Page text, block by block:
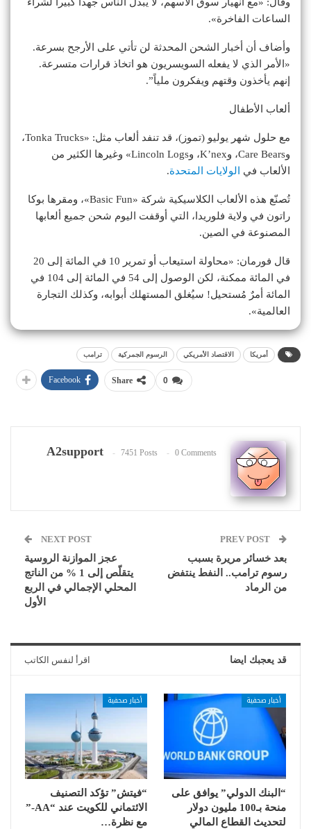
الساعات الفاخرة».
وأضاف أن أخبار الشحن المحدثة لن تأتي على الأرجح بسرعة.
«الأمر الذي لا يفعله السويسريون هو اتخاذ قرارات متسرعة.
إنهم يأخذون وقتهم ويفكرون ملياً”.
ألعاب الأطفال
مع حلول شهر يوليو (تموز)، قد تنفد ألعاب مثل: «Tonka Trucks،
وCare Bears، وK’nex، وLincoln Logs» وغيرها الكثير من
الألعاب في
الولايات المتحدة.
تُصنّع هذه الألعاب الكلاسيكية شركة «Basic Fun»، ومقرها بوكا
راتون في ولاية فلوريدا، التي أوقفت اليوم شحن جميع ألعابها
المصنوعة في الصين.
قال فورمان: «محاولة استيعاب أو تمرير 10 في المائة إلى 20
في المائة ممكنة، لكن الوصول إلى 54 في المائة إلى 104 في
المائة أمرٌ مُستحيل! سيُغلق المستهلك أبوابه، وكذلك التجارة
العالمية».
أمريكا الاقتصاد الأمريكي الرسوم الجمركية ترامب
0
Share
Facebook
A2support 7451 Posts 0 Comments
بعد خسائر مريرة بسبب
رسوم ترامب.. النفط ينتفض
من الرماد
NEXT POST
عجز الموازنة الروسية
يتقلّص إلى 1 % من الناتج
المحلي الإجمالي في الربع
الأول
قد يعجبك ايضا اقرأ لنفس الكاتب
أخبار صحفية
“البنك الدولي” يوافق على
منحة بـ100 مليون دولار
لتحديث القطاع المالي
أخبار صحفية
“فيتش” تؤكد التصنيف
الائتماني للكويت عند “AA-”
مع نظرة…